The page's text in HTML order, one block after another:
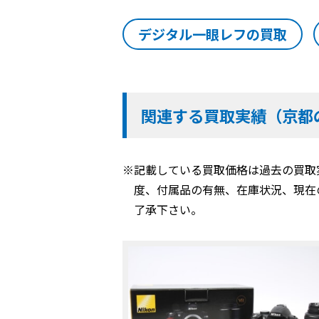
デジタル一眼レフの買取
関連する買取実績（京
※記載している買取価格は過去の買
度、付属品の有無、在庫状況、現
了承下さい。